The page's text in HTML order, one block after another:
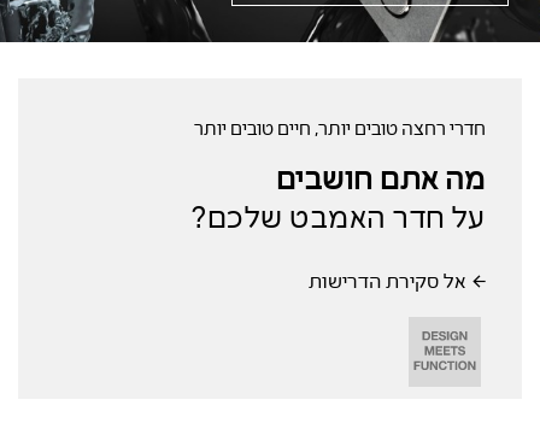
חדרי רחצה טובים יותר, חיים טובים יותר
מה אתם חושבים
על חדר האמבט שלכם?
אל סקירת הדרישות